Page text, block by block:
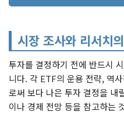
시장 조사와 리서치
투자를 결정하기 전에 반드시
니다. 각 ETF의 운용 전략, 역
로써 보다 나은 투자 결정을 내
이나 경제 전망 등을 참고하는